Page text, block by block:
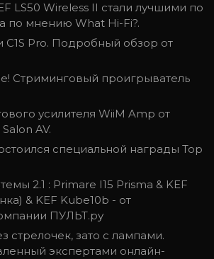
LS50 Wireless II стали лучшими по
по мнению What Hi-Fi?.
C1S Pro. Подробный обзор от
Стриминговый проигрыватель
усилителя WiiM Amp от
AV.
специальной награды Top
2.1 : Primare I15 Prisma & KEF
& KEF Kube10b - от
ПУЛЬТ.ру
стрелочек, зато с лампами.
экспертами онлайн-